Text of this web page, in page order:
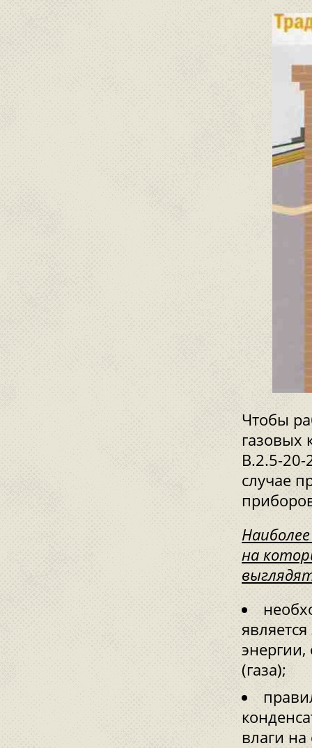
Чтобы
газовых
В.2.5-20-
случае
на
энергии,
(газа);
влаги